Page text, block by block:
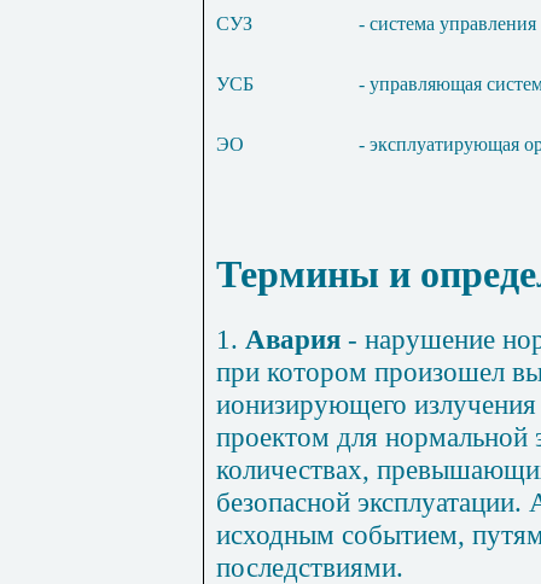
СУЗ - система
УСБ - управляющая
ЭО - эксплуатирующая
Термины и
1. Авария - нарушение
при котором произошел
ионизирующего
проектом для нормальной
количествах,
безопасной эксплуатации.
исходным событием,
последствиями.